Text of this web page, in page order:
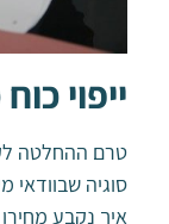
ייפוי
טרם ההחלטה
סוגיה שבוודאי
איך נקבע